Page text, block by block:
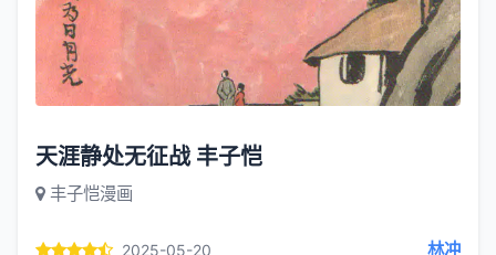
天涯静处无征战 丰子恺
丰子恺漫画
2025-05-20 林冲